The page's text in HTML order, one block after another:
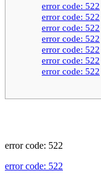
error code: 522
error code: 522
error code: 522
error code: 522
error code: 522
error code: 522
error code: 522
error code: 522
error code: 522